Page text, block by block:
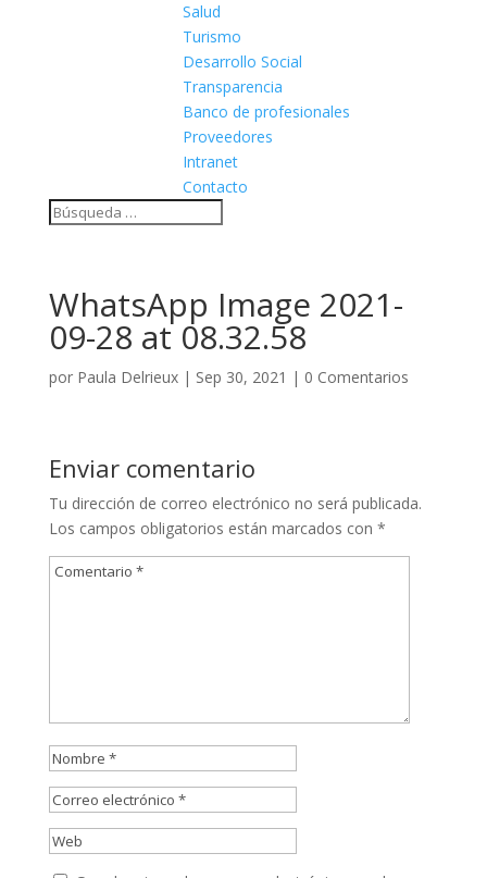
Salud
Turismo
Desarrollo Social
Transparencia
Banco de profesionales
Proveedores
Intranet
Contacto
WhatsApp Image 2021-
09-28 at 08.32.58
por Paula Delrieux| Sep 30, 2021 | 0 Comentarios
Enviar comentario
Tu dirección de correo electrónico no será publicada.
Los campos obligatorios están marcados con *